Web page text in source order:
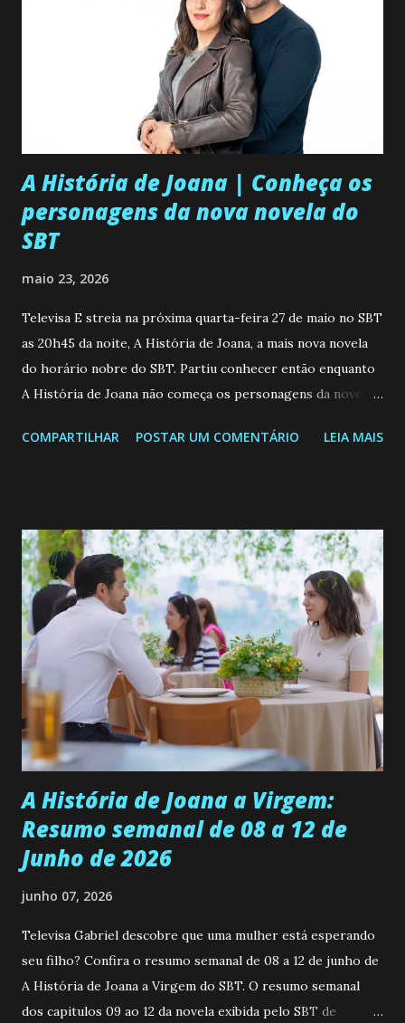
A História de Joana | Conheça os
personagens da nova novela do
SBT
maio 23, 2026
Televisa E streia na próxima quarta-feira 27 de maio no SBT
as 20h45 da noite, A História de Joana, a mais nova novela
do horário nobre do SBT. Partiu conhecer então enquanto
A História de Joana não começa os personagens da novela?
de 25/05/26 a 31/05/26 JOANA GUADALUPE (Camila
permanecer virgem até encontrar o homem que realmente
ama, o que não é fácil, já que dedica todas as suas energias a
se aprimorar, trabalhando, estudando e se orgulhando de
ser a primeira mulher da família a ingressar na
universidade. Ela tem uma personalidade muito alegre, é
muito madura para a idade, determinada, criativa e
empática. Detesta injustiças e é uma ótima amiga. Pode ser
teimosa e muito persistente quando decide fazer algo.
Durante um exame ginecológico, ela é inseminada por eng...
COMPARTILHAR POSTAR UM COMENTÁRIO LEIA MAIS
A História de Joana a Virgem:
Resumo semanal de 08 a 12 de
Junho de 2026
junho 07, 2026
Televisa Gabriel descobre que uma mulher está esperando
seu filho? Confira o resumo semanal de 08 a 12 de junho de
A História de Joana a Virgem do SBT. O resumo semanal
dos capitulos 09 ao 12 da novela exibida pelo SBT de